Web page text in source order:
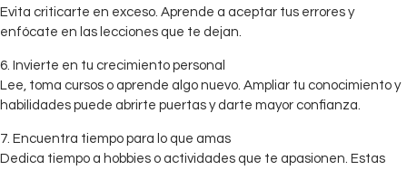
Evita criticarte en exceso. Aprende a aceptar tus errores y
enfócate en las lecciones que te dejan.
6. Invierte en tu crecimiento personal
Lee, toma cursos o aprende algo nuevo. Ampliar tu conocimiento y
habilidades puede abrirte puertas y darte mayor confianza.
7. Encuentra tiempo para lo que amas
Dedica tiempo a hobbies o actividades que te apasionen. Estas